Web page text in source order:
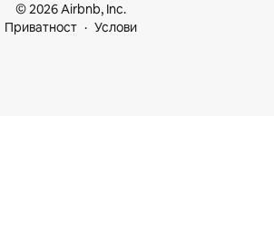
© 2026 Airbnb, Inc.
Приватност
Услови